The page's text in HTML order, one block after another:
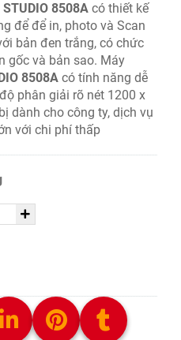
8508A có thiết kế
để để in, photo và Scan
bản đen trắng, có chức
gốc và bản sao. Máy
8508A có tính năng dễ
phân giải rõ nét 1200 x
dành cho công ty, dịch vụ
với chi phí thấp